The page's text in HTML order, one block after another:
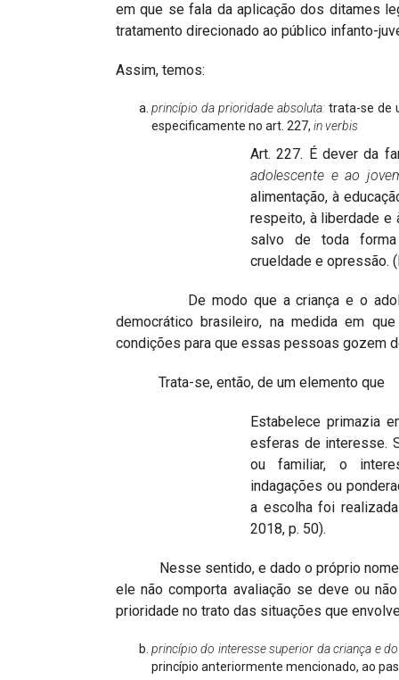
em que se fala da aplicação dos ditames
tratamento direcionado ao público infanto-
Assim, temos:
princípio da prioridade absoluta:trata-se de
especificamente no art. 227, in verbis
Art. 227. É dever da
adolescente e ao
alimentação, à
respeito, à liberdade e
salvo de toda forma
crueldade e opressão.
De modo que a criança e o
democrático brasileiro, na medida em
condições para que essas pessoas gozem
Trata-se, então, de um elemento que
Estabelece primazia
esferas de interesse.
ou familiar, o
indagações ou
a escolha foi
2018, p. 50).
Nesse sentido, e dado o próprio nome
ele não comporta avaliação se deve ou
prioridade no trato das situações que
princípio do interesse superior da criança e
princípio anteriormente mencionado, ao